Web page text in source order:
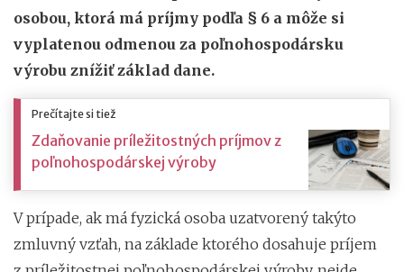
osobou, ktorá má príjmy podľa § 6 a môže si
vyplatenou odmenou za poľnohospodársku
výrobu znížiť základ dane.
Prečítajte si tiež
Zdaňovanie príležitostných príjmov z
poľnohospodárskej výroby
V prípade, ak má fyzická osoba uzatvorený takýto
zmluvný vzťah, na základe ktorého dosahuje príjem